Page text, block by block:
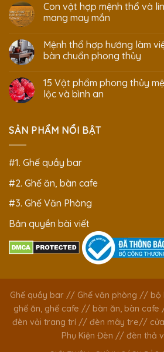
Con vật hợp mệnh thổ và
mang may mắn
Mệnh thổ hợp hướng làm
bàn chuẩn phong thủy
15 Vật phẩm phong thủy
lộc và bình an
SẢN PHẨM NỔI BẬT
#1. Ghế quầy bar
#2. Ghế ăn, bàn cafe
#3. Ghế Văn Phòng
Bản quyền bài viết
Ghế quầy bar// Ghế văn phòng // bộ
ghế ăn, ghế cafe // bàn ăn, bàn cafe
đèn vải trang trí // đèn mây tre//
Phụ Kiện Đèn // đèn thả